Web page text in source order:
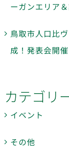
ーガンエリア
鳥取市人口比
成！発表会開催
カテゴリ
イベント
その他